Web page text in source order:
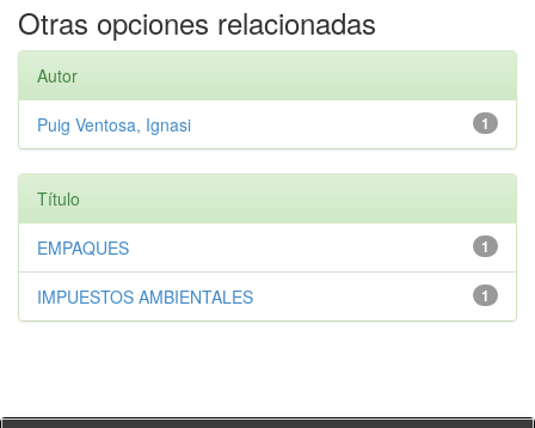
Otras opciones relacionadas
Autor
1
Puig Ventosa, Ignasi
Título
1
EMPAQUES
1
IMPUESTOS AMBIENTALES